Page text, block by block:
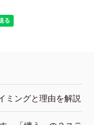
ミングと理由を解説